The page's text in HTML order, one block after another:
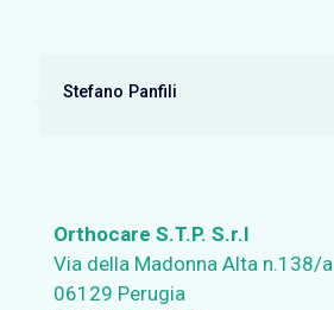
Stefano Panfili
Orthocare S.T.P. S.r.l
Via della Madonna Alta n.138/a
06129 Perugia